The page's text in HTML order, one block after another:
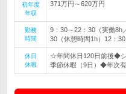
初年度
年収
371万円～620万円
勤務
時間
9：30～22：30（実働8h
30（休憩時間1h）12：30
休日
休暇
☆年間休日120日前後◆
季節休暇（9日）◆年次